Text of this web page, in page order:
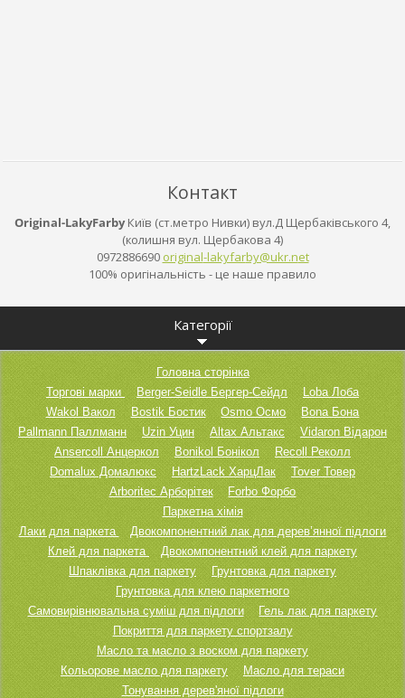
Контакт
Original-LakyFarby Київ (ст.метро Нивки) вул.Д Щербаківського 4,
(колишня вул. Щербакова 4)
0972886690 original-lakyfarby@ukr.net
100% оригінальність - це наше правило
Категорії
Головна сторінка
Торгові марки
Berger-Seidle Бергер-Сейдл
Loba Лоба
Wakol Вакол
Bostik Бостик Osmo Осмо
Bona Бона
Pallmann Паллманн
Uzin Уцин Altax Альтакс
Vidaron Відарон
Ansercoll Анцеркол
Bonikol Бонікол
Recoll Реколл
Domalux Домалюкс
HartzLack ХарцЛак
Tover Товер
Arboritec Арборітек
Forbo Форбо
Паркетна хімія
Лаки для паркета
Двокомпонентний лак для дерев’янної підлоги
Клей для паркета
Двокомпонентний клей для паркету
Шпаклівка для паркету
Грунтовка для паркету
Грунтовка для клею паркетного
Самовирівнювальна суміш для підлоги
Гель лак для паркету
Покриття для паркету спортзалу
Масло та масло з воском для паркету
Кольорове масло для паркету
Масло для тераси
Тонування дерев'яної підлоги